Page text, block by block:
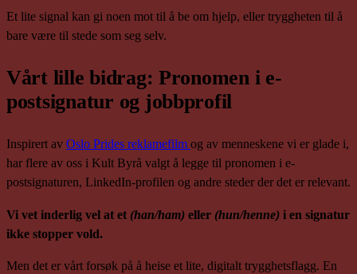
Et lite signal kan gi noen mot til å be om hjelp, eller tryggheten til å
bare være til stede som seg selv.
Vårt lille bidrag: Pronomen i e-
postsignatur og jobbprofil
Inspirert av Oslo Prides reklamefilm og av menneskene vi er glade i,
har flere av oss i Kult Byrå valgt å legge til pronomen i e-
postsignaturen, LinkedIn-profilen og andre steder der det er relevant.
Vi vet inderlig vel at et (han/ham) eller (hun/henne) i en signatur
ikke stopper vold.
Men det er vårt forsøk på å heise et lite, digitalt trygghetsflagg. En